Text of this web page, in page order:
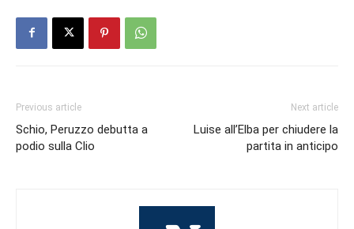
Previous article
Schio, Peruzzo debutta a
podio sulla Clio
Next article
Luise all’Elba per chiudere la
partita in anticipo